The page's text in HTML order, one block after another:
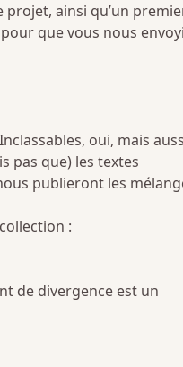
ainsi qu’un
que vous nous
oui, mais
pas que) les textes
publieront les
:
de divergence est un